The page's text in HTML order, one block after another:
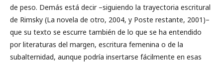
de peso. Demás está decir –siguiendo la trayectoria escritural
de Rimsky (La novela de otro, 2004, y Poste restante, 2001)–
que su texto se escurre también de lo que se ha entendido
por literaturas del margen, escritura femenina o de la
subalternidad, aunque podría insertarse fácilmente en esas